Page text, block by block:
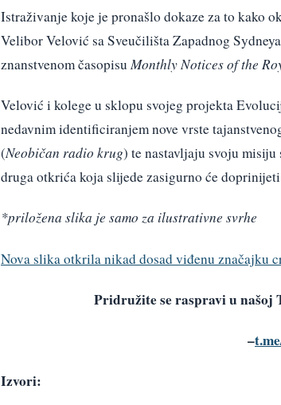
Istraživanje koje je pronašlo dokaze za to kako
Velibor Velović sa Sveučilišta Zapadnog
znanstvenom časopisu Monthly Notices of the
Velović i kolege u sklopu svojeg projekta
nedavnim identificiranjem nove vrste
(Neobičan radio krug) te nastavljaju svoju
druga otkrića koja slijede zasigurno će
*priložena slika je samo za ilustrativne svrhe
Nova slika otkrila nikad dosad viđenu značajku
Pridružite se raspravi u našoj
–
Izvori: